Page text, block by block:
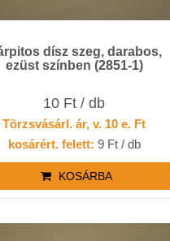
dísz szeg, darabos,
ezüst színben (2851-1)
10 Ft / db
Törzsvásárl. ár, v. 10 e. Ft
kosárért. felett: 9 Ft / db
KOSÁRBA